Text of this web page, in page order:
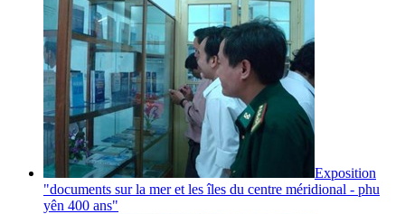
Exposition
"documents sur la mer et les îles du centre méridional - phu
yên 400 ans"